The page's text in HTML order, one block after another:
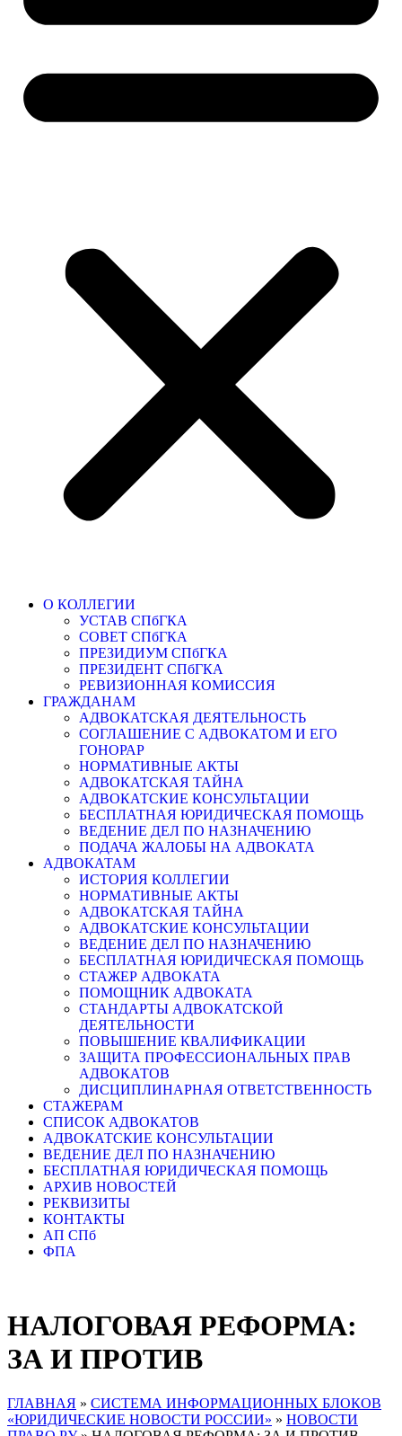
О КОЛЛЕГИИ
УСТАВ СПбГКА
СОВЕТ СПбГКА
ПРЕЗИДИУМ СПбГКА
ПРЕЗИДЕНТ СПбГКА
РЕВИЗИОННАЯ КОМИССИЯ
ГРАЖДАНАМ
АДВОКАТСКАЯ ДЕЯТЕЛЬНОСТЬ
СОГЛАШЕНИЕ С АДВОКАТОМ И ЕГО
ГОНОРАР
НОРМАТИВНЫЕ АКТЫ
АДВОКАТСКАЯ ТАЙНА
АДВОКАТСКИЕ КОНСУЛЬТАЦИИ
БЕСПЛАТНАЯ ЮРИДИЧЕСКАЯ ПОМОЩЬ
ВЕДЕНИЕ ДЕЛ ПО НАЗНАЧЕНИЮ
ПОДАЧА ЖАЛОБЫ НА АДВОКАТА
АДВОКАТАМ
ИСТОРИЯ КОЛЛЕГИИ
НОРМАТИВНЫЕ АКТЫ
АДВОКАТСКАЯ ТАЙНА
АДВОКАТСКИЕ КОНСУЛЬТАЦИИ
ВЕДЕНИЕ ДЕЛ ПО НАЗНАЧЕНИЮ
БЕСПЛАТНАЯ ЮРИДИЧЕСКАЯ ПОМОЩЬ
СТАЖЕР АДВОКАТА
ПОМОЩНИК АДВОКАТА
СТАНДАРТЫ АДВОКАТСКОЙ
ДЕЯТЕЛЬНОСТИ
ПОВЫШЕНИЕ КВАЛИФИКАЦИИ
ЗАЩИТА ПРОФЕССИОНАЛЬНЫХ ПРАВ
АДВОКАТОВ
ДИСЦИПЛИНАРНАЯ ОТВЕТСТВЕННОСТЬ
СТАЖЕРАМ
СПИСОК АДВОКАТОВ
АДВОКАТСКИЕ КОНСУЛЬТАЦИИ
ВЕДЕНИЕ ДЕЛ ПО НАЗНАЧЕНИЮ
БЕСПЛАТНАЯ ЮРИДИЧЕСКАЯ ПОМОЩЬ
АРХИВ НОВОСТЕЙ
РЕКВИЗИТЫ
КОНТАКТЫ
АП СПб
ФПА
НАЛОГОВАЯ РЕФОРМА:
ЗА И ПРОТИВ
ГЛАВНАЯ » СИСТЕМА ИНФОРМАЦИОННЫХ БЛОКОВ
«ЮРИДИЧЕСКИЕ НОВОСТИ РОССИИ» » НОВОСТИ